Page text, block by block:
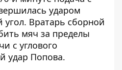
ударом
Вратарь сборной
мяч за пределы
с углового
удар Попова.